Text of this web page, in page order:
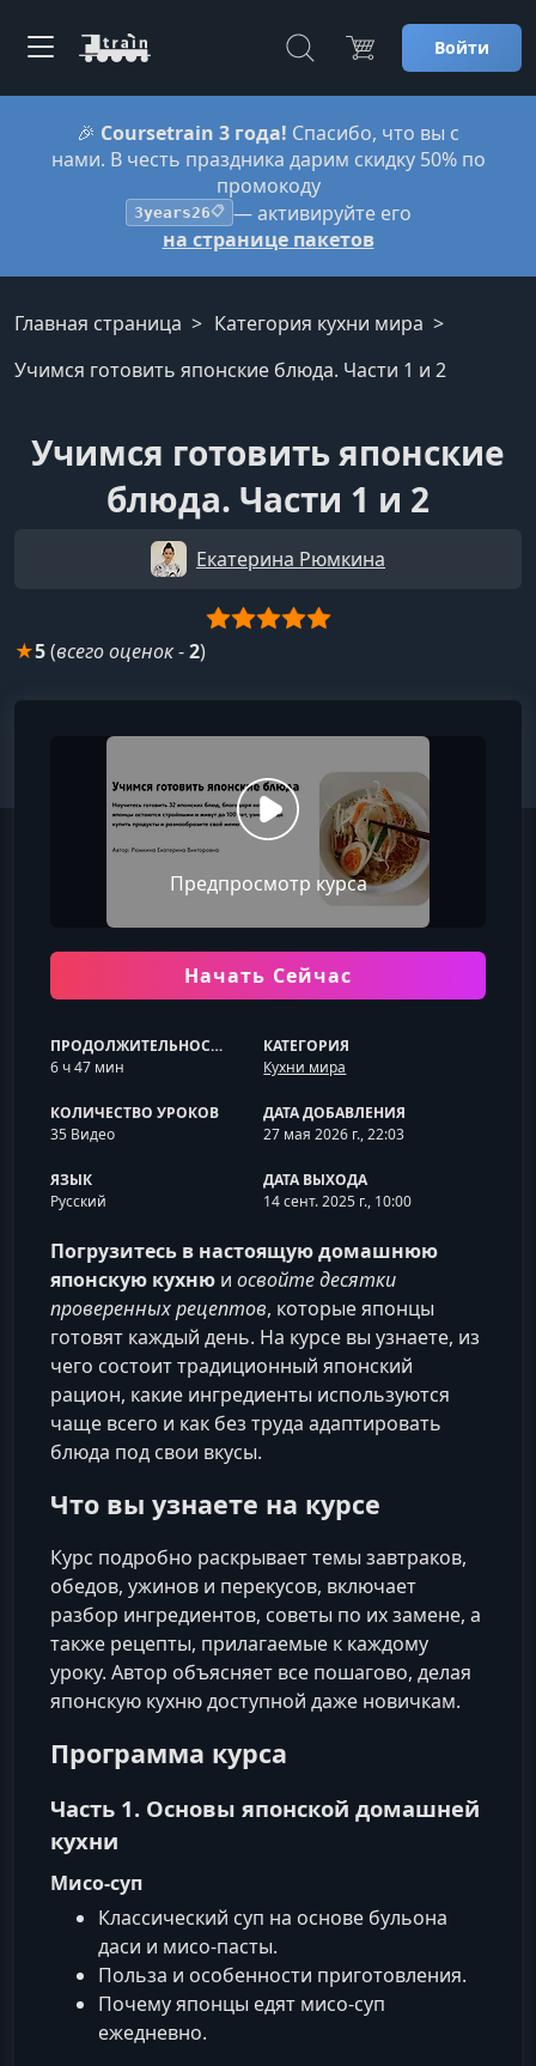
Войти
🎉 Coursetrain 3 года! Спасибо, что вы с
нами. В честь праздника дарим скидку 50% по
промокоду
3years26📋 — активируйте его
на странице пакетов
Главная страница
Категория кухни мира
Учимся готовить японские блюда. Части 1 и 2
Учимся готовить японские
блюда. Части 1 и 2
Екатерина Рюмкина
★5(всего оценок-2)
Предпросмотр курса
Начать Сейчас
ПРОДОЛЖИТЕЛЬНОСТЬ
6 ч 47 мин
КАТЕГОРИЯ
Кухни мира
КОЛИЧЕСТВО УРОКОВ
35 Видео
ДАТА ДОБАВЛЕНИЯ
27 мая 2026 г., 22:03
ЯЗЫК
Русский
ДАТА ВЫХОДА
14 сент. 2025 г., 10:00
Погрузитесь в настоящую домашнюю
японскую кухню и освойте десятки
проверенных рецептов, которые японцы
готовят каждый день. На курсе вы узнаете, из
чего состоит традиционный японский
рацион, какие ингредиенты используются
чаще всего и как без труда адаптировать
блюда под свои вкусы.
Что вы узнаете на курсе
Курс подробно раскрывает темы завтраков,
обедов, ужинов и перекусов, включает
разбор ингредиентов, советы по их замене, а
также рецепты, прилагаемые к каждому
уроку. Автор объясняет все пошагово, делая
японскую кухню доступной даже новичкам.
Программа курса
Часть 1. Основы японской домашней
кухни
Мисо-суп
Классический суп на основе бульона
даси и мисо-пасты.
Польза и особенности приготовления.
Почему японцы едят мисо-суп
ежедневно.